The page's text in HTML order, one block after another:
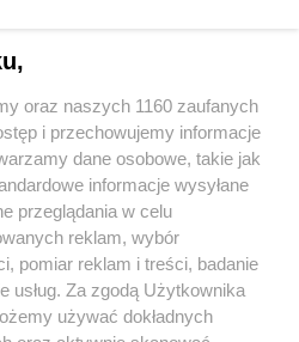
PRYWATNOŚCI HOSTING
RSS FACEBOOK KONTAKT
serwisy
oraz naszych 1160 zaufanych
i przechowujemy informacje
dane osobowe, takie jak
informacje wysyłane
przeglądania w celu
reklam, wybór
pomiar reklam i treści, badanie
usług. Za zgodą Użytkownika
używać dokładnych